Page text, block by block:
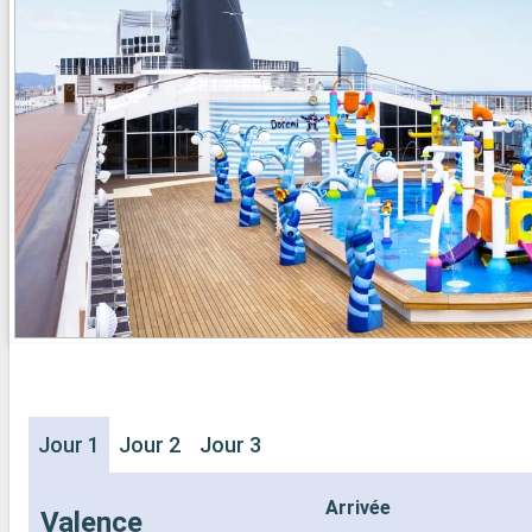
- Activités et divertissements pour
adultes, enfants et bébés
- Activités récréatives pour enfants
SERVICES
- Personnel qualifié multilingue
AUTRES PRIVILÈGES
- Points MSC Voyagers Club
-
Broadway
- Espace
-
- Salle de
- Activités
adultes,
- Activités
SERVICES
- Personnel
Jour 1 Jour 2 Jour 3
Valence
Arrivée